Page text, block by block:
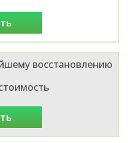
восстановлению